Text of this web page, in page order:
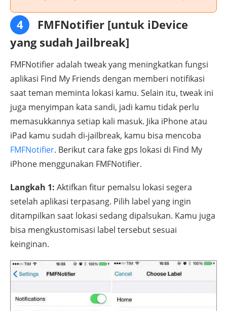
4
FMFNotifier [untuk iDevice
yang sudah Jailbreak]
FMFNotifier adalah tweak yang meningkatkan fungsi
aplikasi Find My Friends dengan memberi notifikasi
saat teman meminta lokasi kamu. Selain itu, tweak ini
juga menyimpan kata sandi, jadi kamu tidak perlu
memasukkannya setiap kali masuk. Jika iPhone atau
iPad kamu sudah di-jailbreak, kamu bisa mencoba
FMFNotifier. Berikut cara fake gps lokasi di Find My
iPhone menggunakan FMFNotifier.
Langkah 1: Aktifkan fitur pemalsu lokasi segera
setelah aplikasi terpasang. Pilih label yang ingin
ditampilkan saat lokasi sedang dipalsukan. Kamu juga
bisa mengkustomisasi label tersebut sesuai
keinginan.